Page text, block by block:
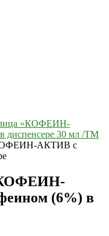
лица «КОФЕИН-
30 мл /TM
АКТИВ с
КОФЕИН-
(6%) в